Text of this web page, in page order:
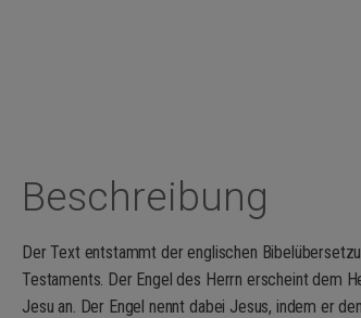
Beschreibung
Der Text entstammt der englischen
Testaments. Der Engel des Herrn erscheint dem
Jesu an. Der Engel nennt dabei Jesus, indem er